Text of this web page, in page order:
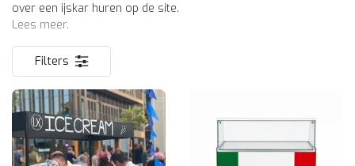
over een ijskar huren op de site.
Lees meer.
Filters